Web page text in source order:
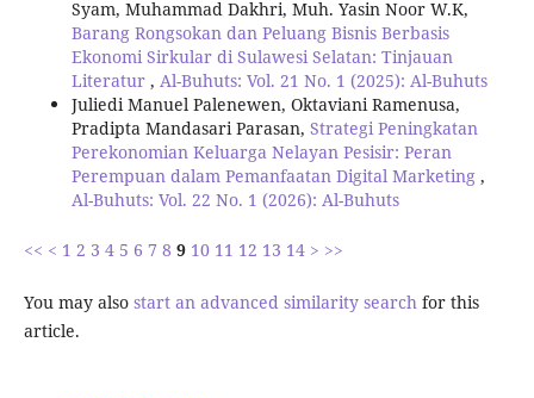
Syam, Muhammad Dakhri, Muh. Yasin Noor W.K,
Barang Rongsokan dan Peluang Bisnis Berbasis
Ekonomi Sirkular di Sulawesi Selatan: Tinjauan
Literatur , Al-Buhuts: Vol. 21 No. 1 (2025): Al-Buhuts
Juliedi Manuel Palenewen, Oktaviani Ramenusa,
Pradipta Mandasari Parasan, Strategi Peningkatan
Perekonomian Keluarga Nelayan Pesisir: Peran
Perempuan dalam Pemanfaatan Digital Marketing ,
Al-Buhuts: Vol. 22 No. 1 (2026): Al-Buhuts
<< < 1 2 3 4 5 6 7 8 9 10 11 12 13 14 > >>
You may also start an advanced similarity searchfor this
article.